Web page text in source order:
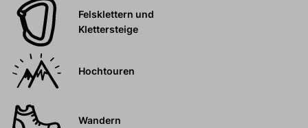
Felsklettern und
Klettersteige
Hochtouren
Wandern